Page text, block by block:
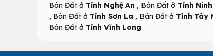
Bán Đất ở Tỉnh Nghệ An , Bán Đất ở Tỉnh
, Bán Đất ở Tỉnh Sơn La , Bán Đất ở Tỉnh Tây
Bán Đất ở Tỉnh Vĩnh Long